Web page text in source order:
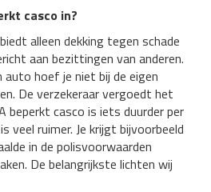
casco in?
alleen dekking tegen schade
aan bezittingen van anderen.
auto hoef je niet bij de eigen
De verzekeraar vergoedt het
beperkt casco is iets duurder per
veel ruimer. Je krijgt bijvoorbeeld
in de polisvoorwaarden
De belangrijkste lichten wij